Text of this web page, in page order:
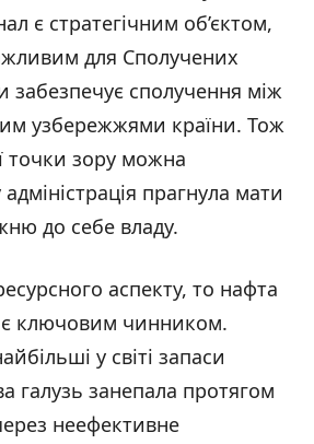
є стратегічним об’єктом,
для Сполучених
забезпечує сполучення між
узбережжями країни. Тож
точки зору можна
прагнула мати
до себе владу.
аспекту, то нафта
є ключовим чинником.
у світі запаси
галузь занепала протягом
неефективне